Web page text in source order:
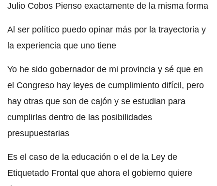
Julio Cobos Pienso exactamente de la misma forma
Al ser político puedo opinar más por la trayectoria y
la experiencia que uno tiene
Yo he sido gobernador de mi provincia y sé que en
el Congreso hay leyes de cumplimiento difícil, pero
hay otras que son de cajón y se estudian para
cumplirlas dentro de las posibilidades
presupuestarias
Es el caso de la educación o el de la Ley de
Etiquetado Frontal que ahora el gobierno quiere